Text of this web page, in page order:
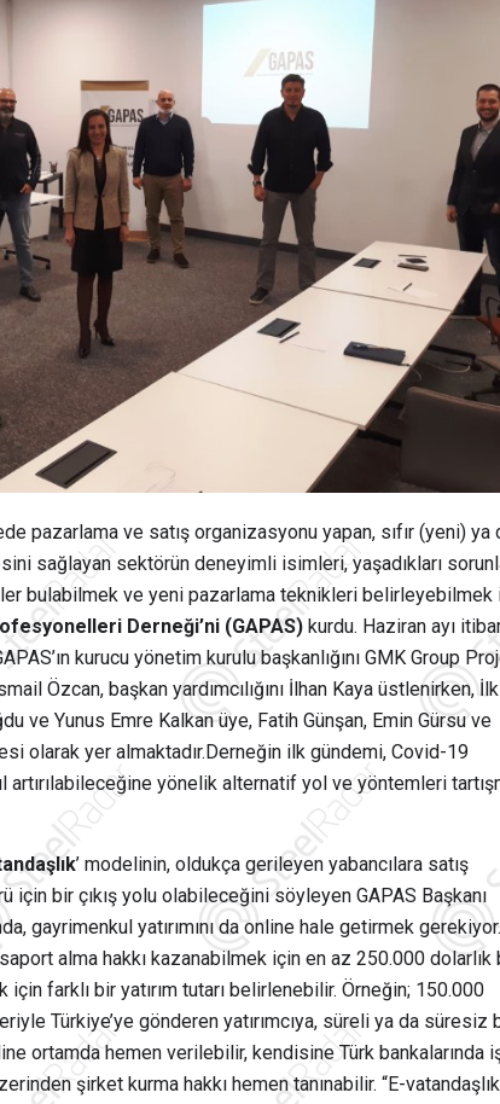
pazarlama ve satış organizasyonu yapan, sıfır (yeni) ya
sağlayan sektörün deneyimli isimleri, yaşadıkları
bulabilmek ve yeni pazarlama teknikleri belirleyebilmek
Derneği’ni (GAPAS) kurdu. Haziran ayı
kurucu yönetim kurulu başkanlığını GMK Group
Özcan, başkan yardımcılığını İlhan Kaya üstlenirken,
ve Yunus Emre Kalkan üye, Fatih Günşan, Emin Gürsu ve
olarak yer almaktadır.Derneğin ilk gündemi, Covid-19
artırılabileceğine yönelik alternatif yol ve yöntemleri
’ modelinin, oldukça gerileyen yabancılara satış
için bir çıkış yolu olabileceğini söyleyen GAPAS Başkanı
gayrimenkul yatırımını da online hale getirmek gerekiyor.
alma hakkı kazanabilmek için en az 250.000 dolarlık
için farklı bir yatırım tutarı belirlenebilir. Örneğin; 150.000
Türkiye’ye gönderen yatırımcıya, süreli ya da süresiz
ortamda hemen verilebilir, kendisine Türk bankalarında
şirket kurma hakkı hemen tanınabilir. “E-